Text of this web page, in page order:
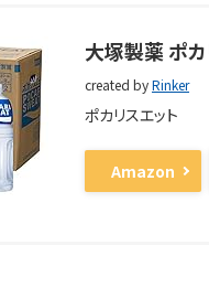
大塚製薬 ポ
created byRinker
ポカリスエット
Amazon